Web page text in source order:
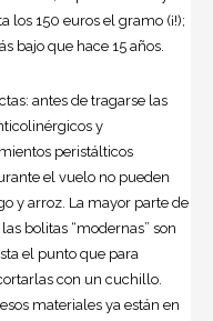
los 150 euros el gramo (¡!);
bajo que hace 15 años.
antes de tragarse las
y
peristálticos
el vuelo no pueden
y arroz. La mayor parte de
bolitas “modernas” son
el punto que para
con un cuchillo.
materiales ya están en